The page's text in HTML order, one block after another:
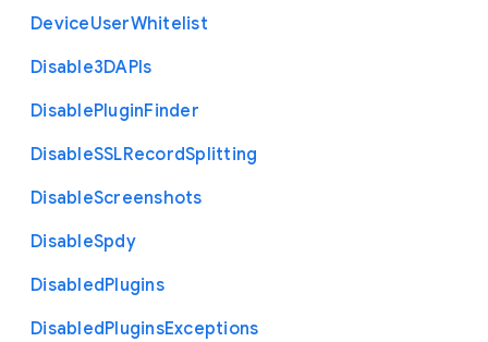
DeviceUserWhitelist
Disable3DAPIs
DisablePluginFinder
DisableSSLRecordSplitting
DisableScreenshots
DisableSpdy
DisabledPlugins
DisabledPluginsExceptions